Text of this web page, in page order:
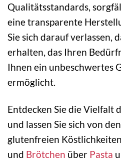
Qualitätsstandards,
eine transparente
Sie sich darauf verlassen,
erhalten, das Ihren
Ihnen ein unbeschwertes
ermöglicht.
Entdecken Sie die Vielfalt
und lassen Sie sich von
glutenfreien
und Brötchen über Pasta